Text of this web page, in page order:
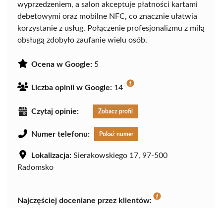
wyprzedzeniem, a salon akceptuje płatności kartami
debetowymi oraz mobilne NFC, co znacznie ułatwia
korzystanie z usług. Połączenie profesjonalizmu z miłą
obsługą zdobyło zaufanie wielu osób.
Ocena w Google: 5
Liczba opinii w Google: 14
Czytaj opinie: Zobacz profil
Numer telefonu: Pokaż numer
Lokalizacja: Sierakowskiego 17, 97-500
Radomsko
Najczęściej doceniane przez klientów: